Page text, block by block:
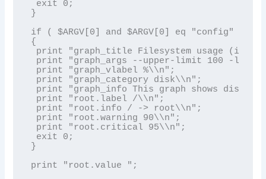
exit 0;
}
if ( $ARGV[0] and $ARGV[0] eq "config" )
{
print "graph_title Filesystem usage (in
print "graph_args --upper-limit 100 -l
print "graph_vlabel %\\n";
print "graph_category disk\\n";
print "graph_info This graph shows disk
print "root.label /\\n";
print "root.info / -> root\\n";
print "root.warning 90\\n";
print "root.critical 95\\n";
exit 0;
}
print "root.value ";